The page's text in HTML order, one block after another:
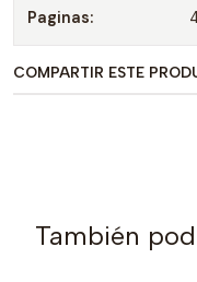
Paginas:
COMPARTIR ESTE
También